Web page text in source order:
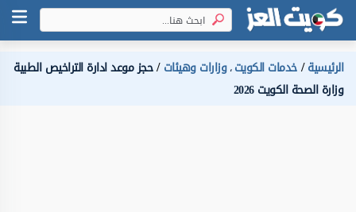
الرئيسية خدمات الكويت،وزارات وهيئات حجز موعد ادارة التراخيص الطبية
وزارة الصحة الكويت 2026